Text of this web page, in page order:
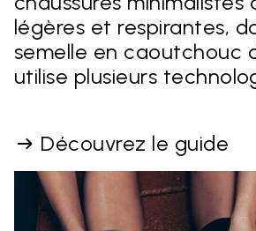
légères et respirantes,
semelle en caoutchouc
utilise plusieurs
Découvrez le guide